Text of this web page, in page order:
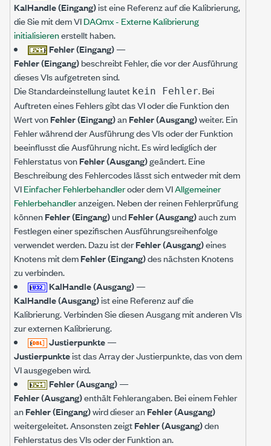
KalHandle (Eingang)ist eine Referenz auf die Kalibrierung,
die Sie mit dem VIDAQmx - Externe Kalibrierung
initialisierenerstellt haben.
Fehler (Eingang)—
Fehler (Eingang)beschreibt Fehler, die vor der Ausführung
dieses VIs aufgetreten sind.
Die Standardeinstellung lautet kein Fehler. Bei
Auftreten eines Fehlers gibt das VI oder die Funktion den
Wert vonFehler (Eingang)anFehler (Ausgang)weiter. Ein
Fehler während der Ausführung des VIs oder der Funktion
beeinflusst die Ausführung nicht. Es wird lediglich der
Fehlerstatus vonFehler (Ausgang)geändert. Eine
Beschreibung des Fehlercodes lässt sich entweder mit dem
VIEinfacher Fehlerbehandleroder dem VIAllgemeiner
Fehlerbehandleranzeigen. Neben der reinen Fehlerprüfung
könnenFehler (Eingang)undFehler (Ausgang)auch zum
Festlegen einer spezifischen Ausführungsreihenfolge
verwendet werden. Dazu ist derFehler (Ausgang)eines
Knotens mit demFehler (Eingang)des nächsten Knotens
zu verbinden.
KalHandle (Ausgang)—
KalHandle (Ausgang)ist eine Referenz auf die
Kalibrierung. Verbinden Sie diesen Ausgang mit anderen VIs
zur externen Kalibrierung.
Justierpunkte—
Justierpunkteist das Array der Justierpunkte, das von dem
VI ausgegeben wird.
Fehler (Ausgang)—
Fehler (Ausgang)enthält Fehlerangaben. Bei einem Fehler
anFehler (Eingang)wird dieser anFehler (Ausgang)
weitergeleitet. Ansonsten zeigtFehler (Ausgang)den
Fehlerstatus des VIs oder der Funktion an.